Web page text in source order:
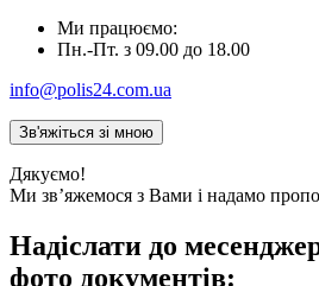
Ми працюємо:
Пн.-Пт. з 09.00 до 18.00
info@polis24.com.ua
Дякуємо!
Ми зв’яжемося з Вами і надамо
Надіслати до
фото документів: